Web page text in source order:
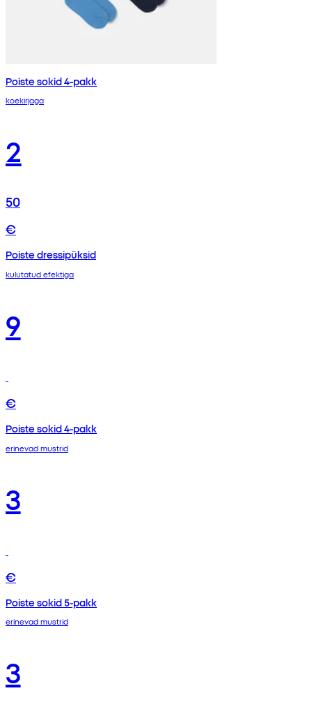
Poiste sokid 4-pakk
koekirjaga
2
50
€
Poiste dressipüksid
kulutatud efektiga
9
€
Poiste sokid 4-pakk
erinevad mustrid
3
€
Poiste sokid 5-pakk
erinevad mustrid
3